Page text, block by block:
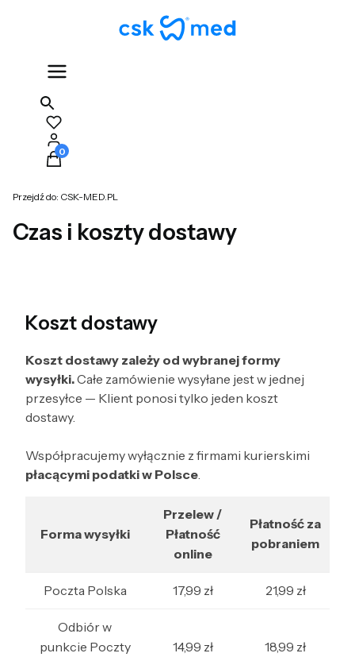
Produkty w koszyku: 0. Zobacz szczegóły
Przejdź do: CSK-MED.PL
Czas i koszty dostawy
Koszt dostawy
Koszt dostawy zależy od wybranej formy
wysyłki.Całe zamówienie wysyłane jest w jednej
przesyłce — Klient ponosi tylko jeden koszt
dostawy.
Współpracujemy wyłącznie z firmami kurierskimi
płacącymi podatki w Polsce.
Forma wysyłki
Przelew /
Płatność
online
Płatność za
pobraniem
Poczta Polska 17,99 zł 21,99 zł
Odbiór w
punkcie Poczty
14,99 zł 18,99 zł